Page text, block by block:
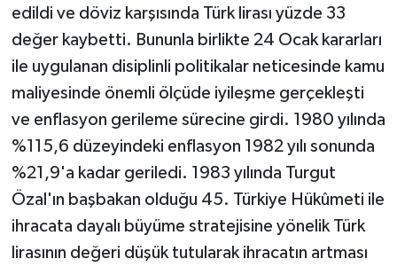
edildi ve döviz karşısında Türk lirası yüzde 33
değer kaybetti. Bununla birlikte 24 Ocak kararları
ile uygulanan disiplinli politikalar neticesinde kamu
maliyesinde önemli ölçüde iyileşme gerçekleşti
ve enflasyon gerileme sürecine girdi. 1980 yılında
%115,6 düzeyindeki enflasyon 1982 yılı sonunda
%21,9'a kadar geriledi. 1983 yılında Turgut
Özal'ın başbakan olduğu 45. Türkiye Hükûmeti ile
ihracata dayalı büyüme stratejisine yönelik Türk
lirasının değeri düşük tutularak ihracatın artması